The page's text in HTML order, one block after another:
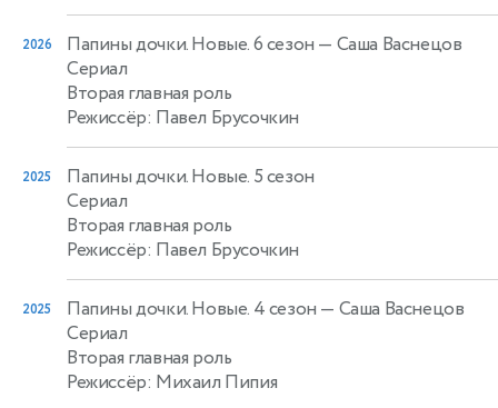
2026 Папины дочки. Новые. 6 сезон — Саша Васнецов
Сериал
Вторая главная роль
Режиссёр: Павел Брусочкин
2025
Папины дочки. Новые. 5 сезон
Сериал
Вторая главная роль
Режиссёр: Павел Брусочкин
2025 Папины дочки. Новые. 4 сезон — Саша Васнецов
Сериал
Вторая главная роль
Режиссёр: Михаил Пипия